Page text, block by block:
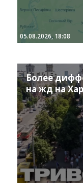
05.08.2026, 18:08
Более
на жд на